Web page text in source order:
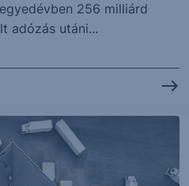
256 milliárd
adózás utáni...